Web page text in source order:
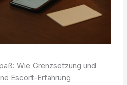
Wie Grenzsetzung und
Escort-Erfahrung